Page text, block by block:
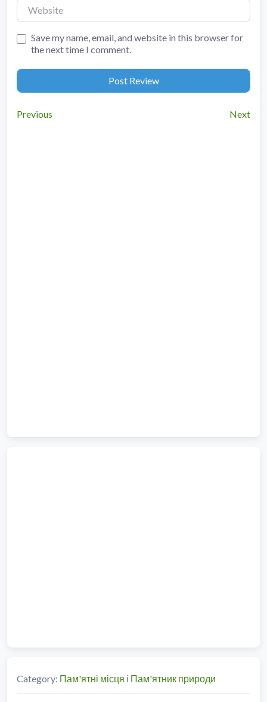
Website
Save my name, email, and website in this browser for
the next time I comment.
Previous Next
Category: Пам'ятні місця і Пам'ятник природи